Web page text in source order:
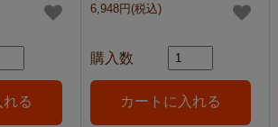
6,948円(税込)
購入数